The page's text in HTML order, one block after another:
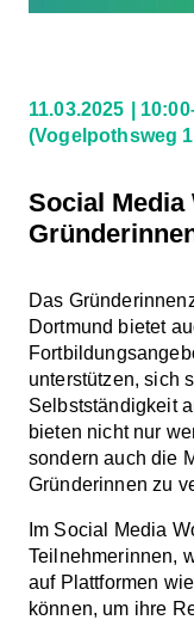
11.03.2025
(Vogelpothsweg
Social
Das
Dortmund bietet
unterstützen, sich
Selbstständigkeit
bieten nicht nur
sondern auch die
Gründerinnen zu
Im Social Media
Teilnehmerinnen,
auf Plattformen
können, um ihre